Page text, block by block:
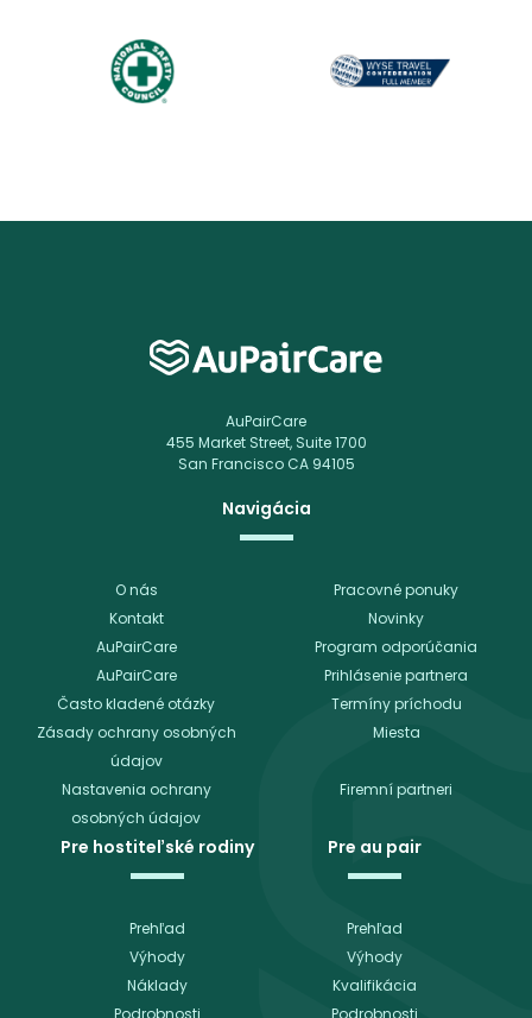
AuPairCare
455 Market Street, Suite 1700
San Francisco CA 94105
Navigácia
O nás
Pracovné ponuky
Kontakt
Novinky
AuPairCare
Program odporúčania
AuPairCare
Prihlásenie partnera
Často kladené otázky
Termíny príchodu
Zásady ochrany osobných
údajov
Miesta
Nastavenia ochrany
osobných údajov
Firemní partneri
Pre hostiteľské rodiny
Prehľad
Výhody
Náklady
Podrobnosti
Pre au pair
Prehľad
Výhody
Kvalifikácia
Podrobnosti